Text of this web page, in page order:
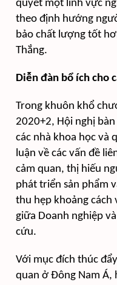
quyết một lĩnh vực
theo định hướng
bảo chất lượng tốt
Thắng.
Diễn đàn bổ ích cho
Trong khuôn khổ
2020+2, Hội nghị
các nhà khoa học và
luận về các vấn đề
cảm quan, thị hiếu
phát triển sản phẩm
thu hẹp khoảng cách
giữa Doanh nghiệp
cứu.
Với mục đích thúc
quan ở Đông Nam Á,